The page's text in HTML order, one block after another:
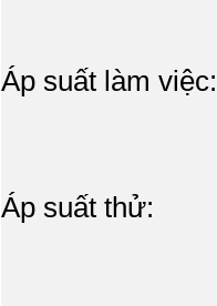
Áp suất làm việc:
Áp suất thử: